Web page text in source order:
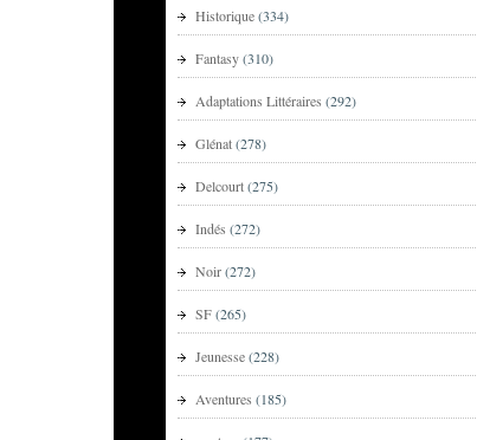
Historique(334)
Fantasy(310)
Adaptations Littéraires (292)
Glénat(278)
Delcourt(275)
Indés (272)
Noir(272)
SF(265)
Jeunesse(228)
Aventures (185)